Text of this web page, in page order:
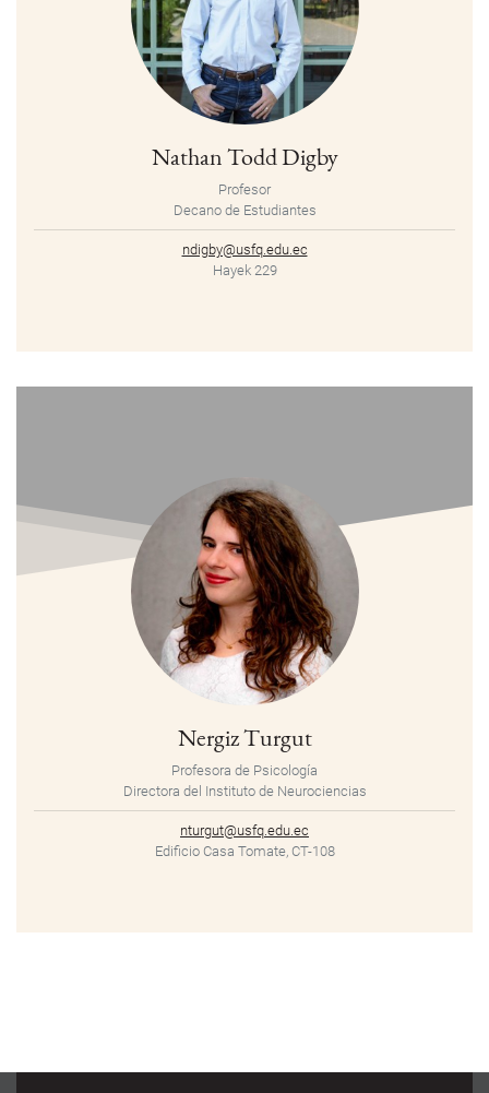
Nathan Todd Digby
Profesor
Decano de Estudiantes
ndigby@usfq.edu.ec
Hayek 229
Nergiz Turgut
Profesora de Psicología
Directora del Instituto de Neurociencias
nturgut@usfq.edu.ec
Edificio Casa Tomate, CT-108